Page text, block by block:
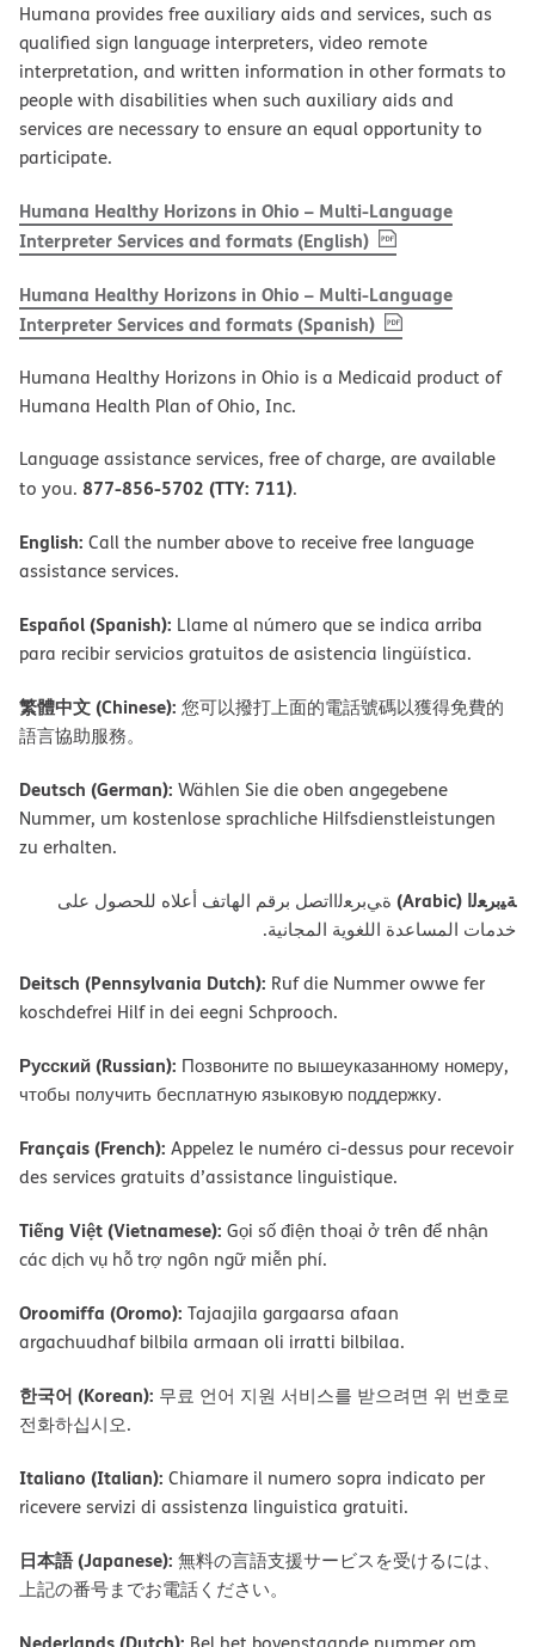
Humana provides free auxiliary aids and services, such as
qualified sign language interpreters, video remote
interpretation, and written information in other formats to
people with disabilities when such auxiliary aids and
services are necessary to ensure an equal opportunity to
participate.
Humana Healthy Horizons in Ohio – Multi-Language
Interpreter Services and formats (English), PDF(opens in new
Humana Healthy Horizons in Ohio – Multi-Language
Interpreter Services and formats (Spanish), PDF(opens in new
Humana Healthy Horizons in Ohio is a Medicaid product of
Humana Health Plan of Ohio, Inc.
Language assistance services, free of charge, are available
to you. 877-856-5702 (TTY: 711).
English: Call the number above to receive free language
assistance services.
Español (Spanish): Llame al número que se indica arriba
para recibir servicios gratuitos de asistencia lingüística.
繁體中文 (Chinese): 您可以撥打上面的電話號碼以獲得免費的
語言協助服務。
Deutsch (German): Wählen Sie die oben angegebene
Nummer, um kostenlose sprachliche Hilfsdienstleistungen
zu erhalten.
ﺔﯿﺑﺮﻌﻟا (Arabic)
ةﻲﺑﺮﻌﻟااﺗﺼﻞ ﺑﺮﻗﻢ اﻟﮭﺎﺗﻒ أﻋﻼه ﻟﻠﺤﺼﻮل ﻋﻠﻰ
ﺧﺪﻣﺎت اﻟﻤﺴﺎﻋﺪة اﻟﻠﻐﻮﯾﺔ اﻟﻤﺠﺎﻧﯿﺔ.
Deitsch (Pennsylvania Dutch): Ruf die Nummer owwe fer
koschdefrei Hilf in dei eegni Schprooch.
Русский (Russian): Позвоните по вышеуказанному номеру,
чтобы получить бесплатную языковую поддержку.
Français (French): Appelez le numéro ci-dessus pour recevoir
des services gratuits d’assistance linguistique.
Tiếng Việt (Vietnamese): Gọi số điện thoại ở trên để nhận
các dịch vụ hỗ trợ ngôn ngữ miễn phí.
Oroomiffa (Oromo): Tajaajila gargaarsa afaan
argachuudhaf bilbila armaan oli irratti bilbilaa.
한국어 (Korean): 무료 언어 지원 서비스를 받으려면 위 번호로
전화하십시오.
Italiano (Italian): Chiamare il numero sopra indicato per
ricevere servizi di assistenza linguistica gratuiti.
日本語 (Japanese): 無料の言語支援サービスを受けるには、
上記の番号までお電話ください。